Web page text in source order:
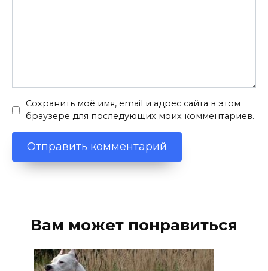
Сохранить моё имя, email и адрес сайта в этом
браузере для последующих моих комментариев.
Вам может понравиться